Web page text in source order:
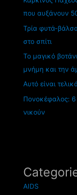
που αυξάνουν
Τρία φυτά-
στο σπίτι
Το μαγικό
μνήμη και την
Αυτό είναι
Πονοκέφαλος: 6
νικούν
AIDS